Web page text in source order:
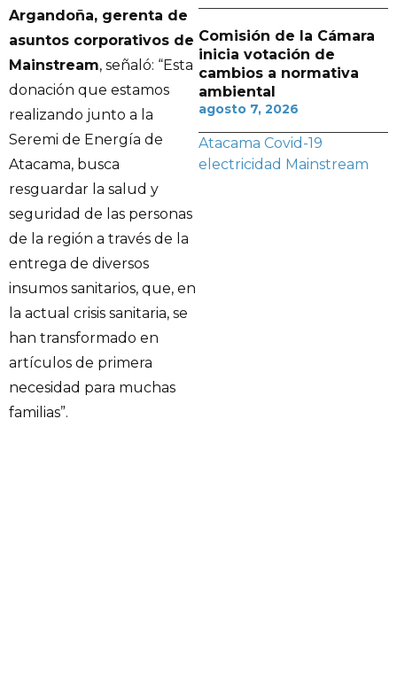
Argandoña, gerenta de
asuntos corporativos de
Mainstream, señaló: “Esta
donación que estamos
realizando junto a la
Seremi de Energía de
Atacama, busca
resguardar la salud y
seguridad de las personas
de la región a través de la
entrega de diversos
insumos sanitarios, que, en
la actual crisis sanitaria, se
han transformado en
artículos de primera
necesidad para muchas
familias”.
Comisión de la Cámara
inicia votación de
cambios a normativa
ambiental
agosto 7, 2026
Atacama Covid-19
electricidad Mainstream